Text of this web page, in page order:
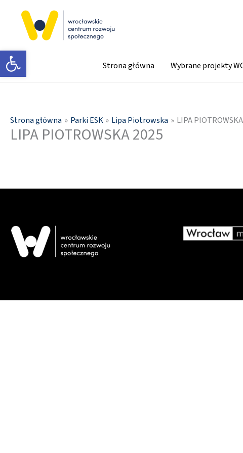
Otwórz pasek narzędzi Strona główna Wybrane projekty
Strona główna Parki ESK Lipa Piotrowska LIPA
LIPA PIOTROWSKA 2025